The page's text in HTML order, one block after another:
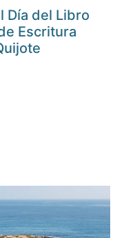
Día del Libro
Escritura